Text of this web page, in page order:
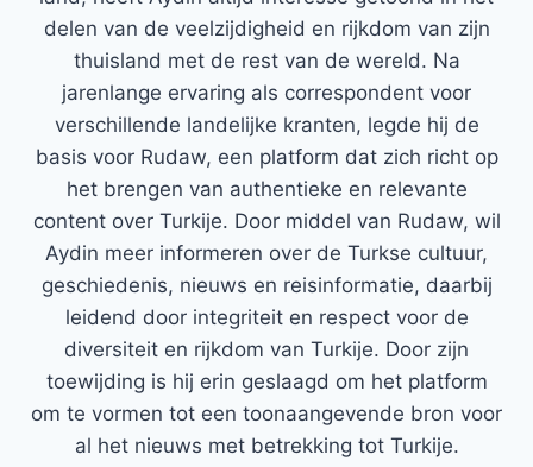
delen van de veelzijdigheid en rijkdom van zijn
thuisland met de rest van de wereld. Na
jarenlange ervaring als correspondent voor
verschillende landelijke kranten, legde hij de
basis voor Rudaw, een platform dat zich richt op
het brengen van authentieke en relevante
content over Turkije. Door middel van Rudaw, wil
Aydin meer informeren over de Turkse cultuur,
geschiedenis, nieuws en reisinformatie, daarbij
leidend door integriteit en respect voor de
diversiteit en rijkdom van Turkije. Door zijn
toewijding is hij erin geslaagd om het platform
om te vormen tot een toonaangevende bron voor
al het nieuws met betrekking tot Turkije.